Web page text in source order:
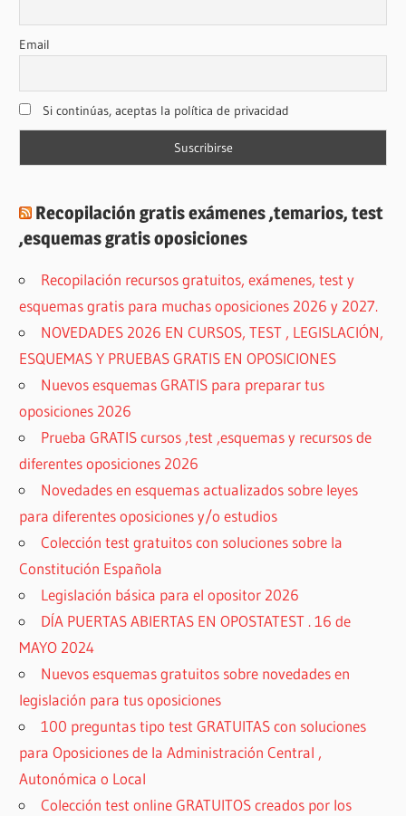
Email
Si continúas, aceptas la política de privacidad
Recopilación gratis exámenes ,temarios, test
,esquemas gratis oposiciones
Recopilación recursos gratuitos, exámenes, test y
esquemas gratis para muchas oposiciones 2026 y 2027.
NOVEDADES 2026 EN CURSOS, TEST , LEGISLACIÓN,
ESQUEMAS Y PRUEBAS GRATIS EN OPOSICIONES
Nuevos esquemas GRATIS para preparar tus
oposiciones 2026
Prueba GRATIS cursos ,test ,esquemas y recursos de
diferentes oposiciones 2026
Novedades en esquemas actualizados sobre leyes
para diferentes oposiciones y/o estudios
Colección test gratuitos con soluciones sobre la
Constitución Española
Legislación básica para el opositor 2026
DÍA PUERTAS ABIERTAS EN OPOSTATEST . 16 de
MAYO 2024
Nuevos esquemas gratuitos sobre novedades en
legislación para tus oposiciones
100 preguntas tipo test GRATUITAS con soluciones
para Oposiciones de la Administración Central ,
Autonómica o Local
Colección test online GRATUITOS creados por los